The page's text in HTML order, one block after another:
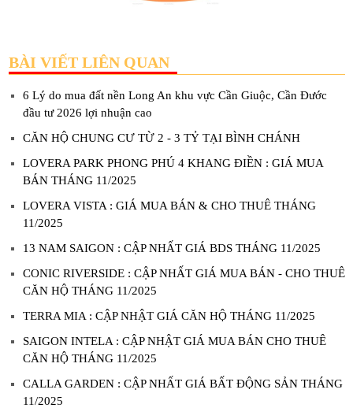
BÀI VIẾT LIÊN QUAN
6 Lý do mua đất nền Long An khu vực Cần Giuộc, Cần Đước
đầu tư 2026 lợi nhuận cao
CĂN HỘ CHUNG CƯ TỪ 2 - 3 TỶ TẠI BÌNH CHÁNH
LOVERA PARK PHONG PHÚ 4 KHANG ĐIỀN : GIÁ MUA
BÁN THÁNG 11/2025
LOVERA VISTA : GIÁ MUA BÁN & CHO THUÊ THÁNG
11/2025
13 NAM SAIGON : CẬP NHẤT GIÁ BDS THÁNG 11/2025
CONIC RIVERSIDE : CẬP NHẤT GIÁ MUA BÁN - CHO THUÊ
CĂN HỘ THÁNG 11/2025
TERRA MIA : CẬP NHẬT GIÁ CĂN HỘ THÁNG 11/2025
SAIGON INTELA : CẬP NHẬT GIÁ MUA BÁN CHO THUÊ
CĂN HỘ THÁNG 11/2025
CALLA GARDEN : CẬP NHẤT GIÁ BẤT ĐỘNG SẢN THÁNG
11/2025